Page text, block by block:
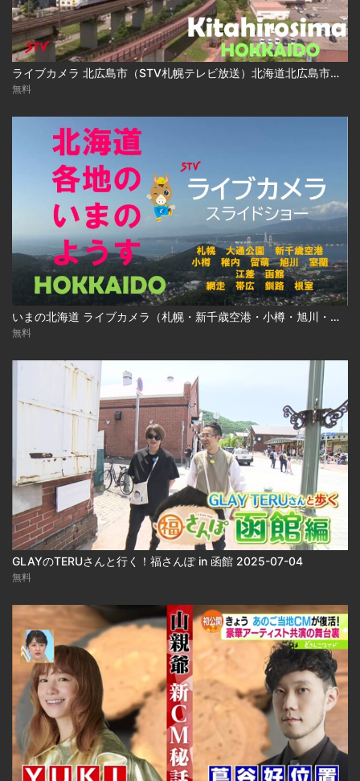
ライブカメラ 北広島市（STV札幌テレビ放送）北海道北広島市／Live Camera Kitahirosima City, Hokkaido
無料
いまの北海道 ライブカメラ（札幌・新千歳空港・小樽・旭川・函館ほか ）
無料
GLAYのTERUさんと行く！福さんぽ in 函館 2025-07-04
無料